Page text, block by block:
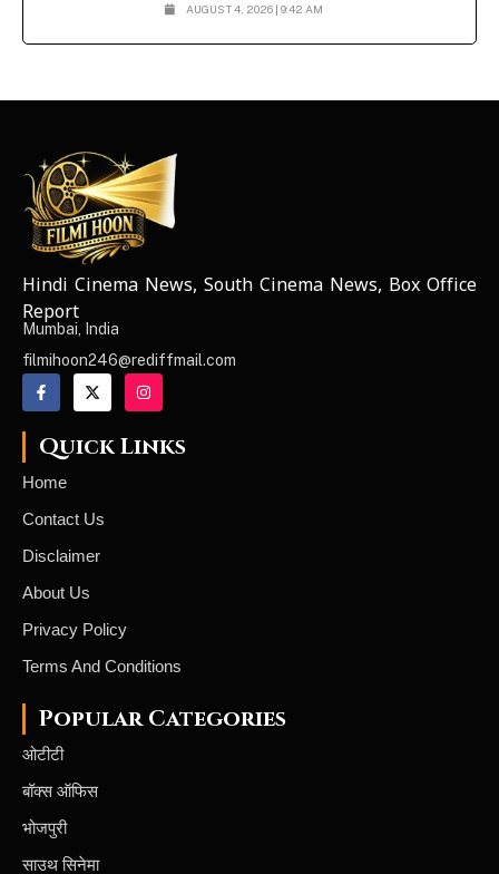
AUGUST 4, 2026 | 9:42 AM
NEWS ELEMENTOR
Hindi Cinema News, South Cinema News, Box Office
Report
Mumbai, India
filmihoon246@rediffmail.com
Quick Links
Home
Contact Us
Disclaimer
About Us
Privacy Policy
Terms And Conditions
Popular Categories
ओटीटी
बॉक्स ऑफिस
भोजपुरी
साउथ सिनेमा